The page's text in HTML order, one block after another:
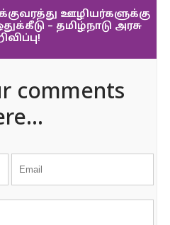
ஊழியர்களுக்கு
– தமிழ்நாடு அரசு
comments